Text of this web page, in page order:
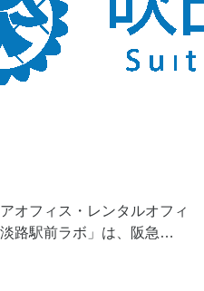
オフィス・レンタルオフィ
路駅前ラボ」は、阪急…